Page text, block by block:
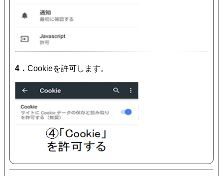
4． Cookieを許可します。